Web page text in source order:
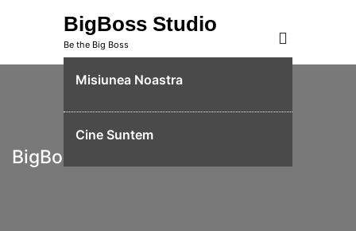
BigBoss Studio
Be the Big Boss
Misiunea Noastra
Cine Suntem
BigBoss Studio